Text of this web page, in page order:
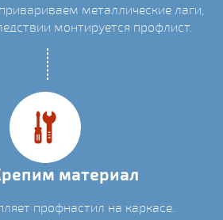
металлические лаги,
монтируется профлист.
материал
профнастил на каркасе.